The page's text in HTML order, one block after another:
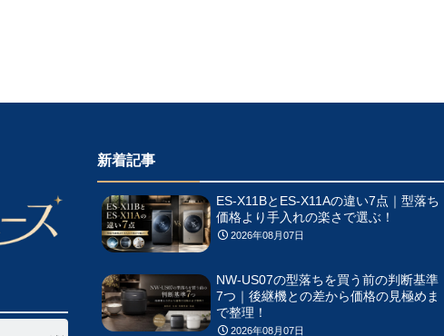
新着記事
ES-X11BとES-X11Aの違い7点｜型落ち
価格より手入れの楽さで選ぶ！
2026年08月07日
NW-US07の型落ちを買う前の判断基準
7つ｜後継機との差から価格の見極めま
で整理！
2026年08月07日